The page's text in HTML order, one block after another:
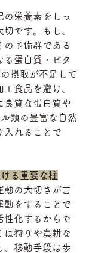
の栄養素をしっ
です。もし、
の予備群である
る蛋白質・ビタ
摂取が不足して
食品を避け、
良質な蛋白質や
類の豊富な自然
入れることで
る重要な柱
動の大切さが言
動をすることで
性化するからで
は狩りや農耕な
、移動手段は歩